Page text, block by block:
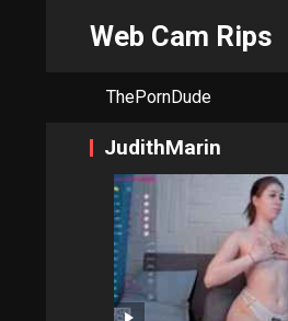
Web Cam Rips
ThePornDude
JudithMarin